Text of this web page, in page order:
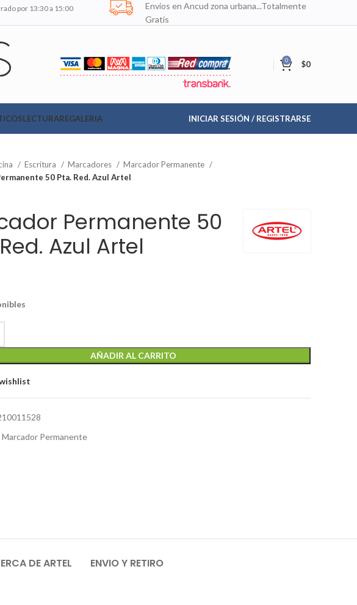
por 13:30 a 15:00
Envíos en Ancud zona urbana...Totalmente
Gratis
0 $0
LECTURAREGALERIA INICIAR SESIÓN / REGISTRARSE
Escritura Marcadores
Marcador Permanente
50 Pta. Red. Azul Artel
Permanente 50
Azul Artel
AÑADIR AL CARRITO
Marcador Permanente
DE ARTEL ENVIO Y RETIRO